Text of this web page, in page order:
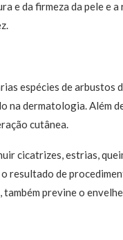
e da firmeza da pele e
espécies de arbustos
dermatologia. Além
cutânea.
cicatrizes, estrias,
resultado de
previne o